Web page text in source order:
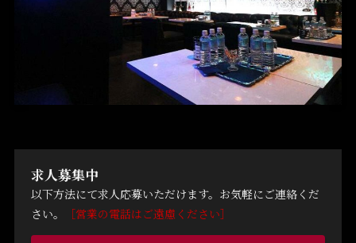
求人募集中
以下方法にて求人応募いただけます。お気軽にご連絡くだ
さい。
［営業の電話はご遠慮ください］